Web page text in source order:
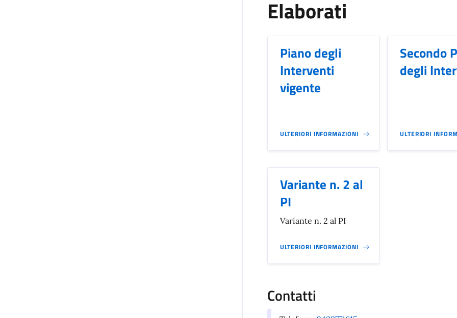
Elaborati
Piano degli
Interventi
vigente
ULTERIORI INFORMAZIONI
Secondo
degli
ULTERIORI
Variante n. 2 al
PI
Variante n. 2 al PI
ULTERIORI INFORMAZIONI
Contatti